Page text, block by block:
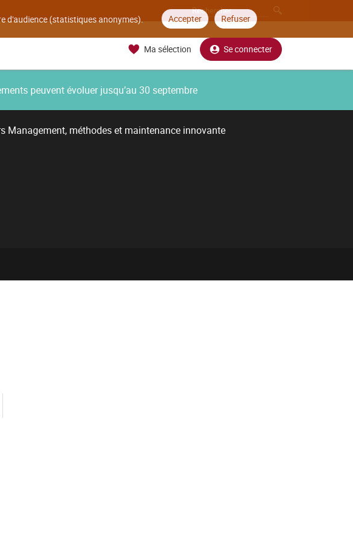
d'audience (statistiques anonymes). Accepter Refuser
Ma sélection Se connecter
peuvent évoluer jusqu’au 30 septembre
Management, méthodes et maintenance innovante